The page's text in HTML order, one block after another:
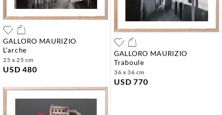
GALLORO MAURIZIO
l'arche
25 x 25 cm
USD 480
GALLORO MAURIZIO
traboule
36 x 36 cm
USD 770